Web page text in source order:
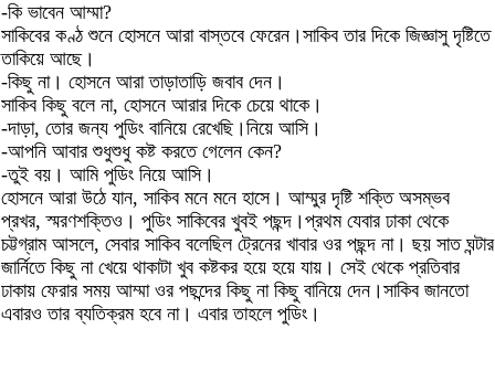
-কি ভাবেন আম্মা?
সাকিবের কণ্ঠ শুনে হোসনে আরা বাস্তবে ফেরেন।সাকিব তার দিকে জিজ্ঞাসু দৃষ্টিতে
তাকিয়ে আছে।
-কিছু না। হোসনে আরা তাড়াতাড়ি জবাব দেন।
সাকিব কিছু বলে না, হোসনে আরার দিকে চেয়ে থাকে।
-দাড়া, তোর জন্য পুডিং বানিয়ে রেখেছি।নিয়ে আসি।
-আপনি আবার শুধুশুধু কষ্ট করতে গেলেন কেন?
-তুই বয়। আমি পুডিং নিয়ে আসি।
হোসনে আরা উঠে যান, সাকিব মনে মনে হাসে। আম্মুর দৃষ্টি শক্তি অসম্ভব
প্রখর, স্মরণশক্তিও। পুডিং সাকিবের খুবই পছন্দ।প্রথম যেবার ঢাকা থেকে
চট্টগ্রাম আসলে, সেবার সাকিব বলেছিল ট্রেনের খাবার ওর পছন্দ না। ছয় সাত ঘন্টার
জার্নিতে কিছু না খেয়ে থাকাটা খুব কষ্টকর হয়ে হয়ে যায়। সেই থেকে প্রতিবার
ঢাকায় ফেরার সময় আম্মা ওর পছন্দের কিছু না কিছু বানিয়ে দেন।সাকিব জানতো
এবারও তার ব্যতিক্রম হবে না। এবার তাহলে পুডিং।